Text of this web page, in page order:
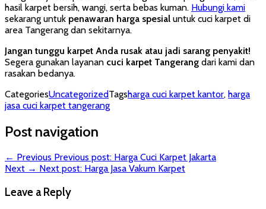
hasil karpet bersih, wangi, serta bebas kuman. Hubungi kami
sekarang untuk penawaran harga spesial untuk cuci karpet di
area Tangerang dan sekitarnya.
Jangan tunggu karpet Anda rusak atau jadi sarang penyakit!
Segera gunakan layanan cuci karpet Tangerang dari kami dan
rasakan bedanya.
CategoriesUncategorizedTagsharga cuci karpet kantor, harga
jasa cuci karpet tangerang
Post navigation
← Previous Previous post: Harga Cuci Karpet Jakarta
Next → Next post: Harga Jasa Vakum Karpet
Leave a Reply